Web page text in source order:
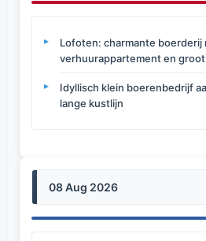
Lofoten: charmante boerderij
verhuurappartement en
Idyllisch klein boerenbedrijf
lange kustlijn
08 Aug 2026